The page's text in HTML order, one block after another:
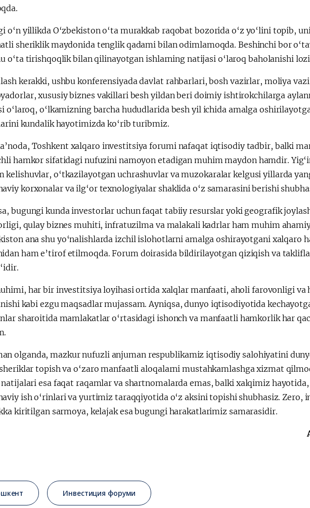
o‘n yillikda O‘zbekiston o‘ta murakkab raqobat bozorida o‘z yo‘lini topib,
sheriklik maydonida tenglik qadami bilan odimlamoqda. Beshinchi bor
o‘ta tirishqoqlik bilan qilinayotgan ishlarning natijasi o‘laroq baholanishi
kerakki, ushbu konferensiyada davlat rahbarlari, bosh vazirlar, moliya
xususiy biznes vakillari besh yildan beri doimiy ishtirokchilarga
o‘laroq, o‘lkamizning barcha hududlarida besh yil ichida amalga
kundalik hayotimizda ko‘rib turibmiz.
Toshkent xalqaro investitsiya forumi nafaqat iqtisodiy tadbir, balki
hamkor sifatidagi nufuzini namoyon etadigan muhim maydon hamdir.
kelishuvlar, o‘tkazilayotgan uchrashuvlar va muzokaralar kelgusi yillarda
korxonalar va ilg‘or texnologiyalar shaklida o‘z samarasini berishi
bugungi kunda investorlar uchun faqat tabiiy resurslar yoki geografik
qulay biznes muhiti, infratuzilma va malakali kadrlar ham muhim
ana shu yo‘nalishlarda izchil islohotlarni amalga oshirayotgani xalqaro
ham e’tirof etilmoqda. Forum doirasida bildirilayotgan qiziqish va
har bir investitsiya loyihasi ortida xalqlar manfaati, aholi farovonligi va
kabi ezgu maqsadlar mujassam. Ayniqsa, dunyo iqtisodiyotida
sharoitida mamlakatlar o‘rtasidagi ishonch va manfaatli hamkorlik har
olganda, mazkur nufuzli anjuman respublikamiz iqtisodiy salohiyatini
topish va o‘zaro manfaatli aloqalarni mustahkamlashga xizmat
esa faqat raqamlar va shartnomalarda emas, balki xalqimiz
ish o‘rinlari va yurtimiz taraqqiyotida o‘z aksini topishi shubhasiz. Zero,
kiritilgan sarmoya, kelajak esa bugungi harakatlarimiz samarasidir.
Инвестиция форуми